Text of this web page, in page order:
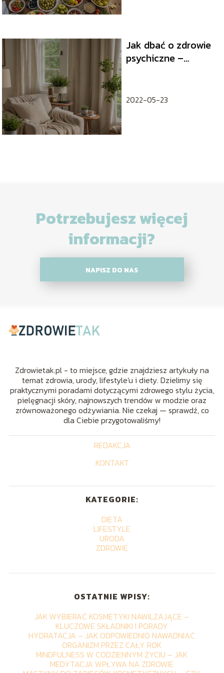
Jak dbać o zdrowie
psychiczne –
2022-05-23
Potrzebujesz więcej
informacji?
NAPISZ DO NAS
Zdrowietak.pl - to miejsce, gdzie znajdziesz artykuły na
temat zdrowia, urody, lifestyle'u i diety. Dzielimy się
praktycznymi poradami dotyczącymi zdrowego stylu życia,
pielęgnacji skóry, najnowszych trendów w modzie oraz
zrównoważonego odżywiania. Nie czekaj — sprawdź, co
dla Ciebie przygotowaliśmy!
REDAKCJA
KONTAKT
KATEGORIE:
DIETA
LIFESTYLE
URODA
ZDROWIE
OSTATNIE WPISY:
JAK WYBIERAĆ KOSMETYKI NAWILŻAJĄCE –
KLUCZOWE SKŁADNIKI I PORADY
HYDRATACJA – JAK ODPOWIEDNIO NAWADNIAĆ
ORGANIZM PRZEZ CAŁY ROK
MINDFULNESS W CODZIENNYM ŻYCIU – JAK
MEDYTACJA WPŁYWA NA ZDROWIE